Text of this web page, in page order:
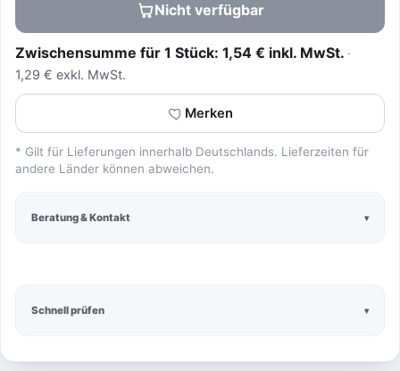
Schnell prüfen
Nicht verfügbar
Zwischensumme für 1 Stück: 1,54 € inkl. MwSt.
1,29 € exkl. MwSt.
Merken
* Gilt für Lieferungen innerhalb Deutschlands. Lieferzeiten für
andere Länder können abweichen.
Beratung & Kontakt